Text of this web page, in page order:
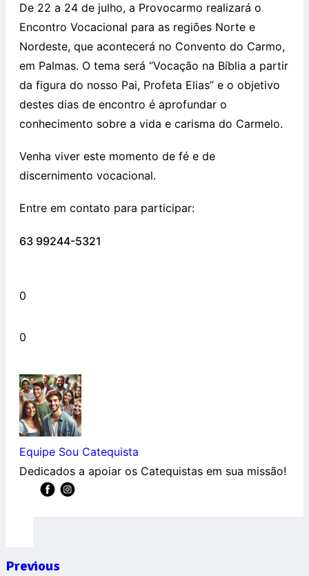
De 22 a 24 de julho, a Provocarmo realizará o
Encontro Vocacional para as regiões Norte e
Nordeste, que acontecerá no Convento do Carmo,
em Palmas. O tema será “Vocação na Bíblia a partir
da figura do nosso Pai, Profeta Elias” e o objetivo
destes dias de encontro é aprofundar o
conhecimento sobre a vida e carisma do Carmelo.
Venha viver este momento de fé e de
discernimento vocacional.
Entre em contato para participar:
63 99244-5321
0
0
Equipe Sou Catequista
Dedicados a apoiar os Catequistas em sua missão!
Previous